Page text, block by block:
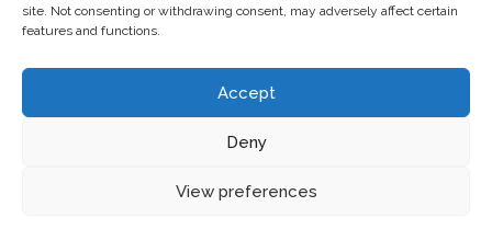
site. Not consenting or withdrawing consent, may adversely affect certain
features and functions.
Accept
Deny
View preferences
laten makendoor Chuck's